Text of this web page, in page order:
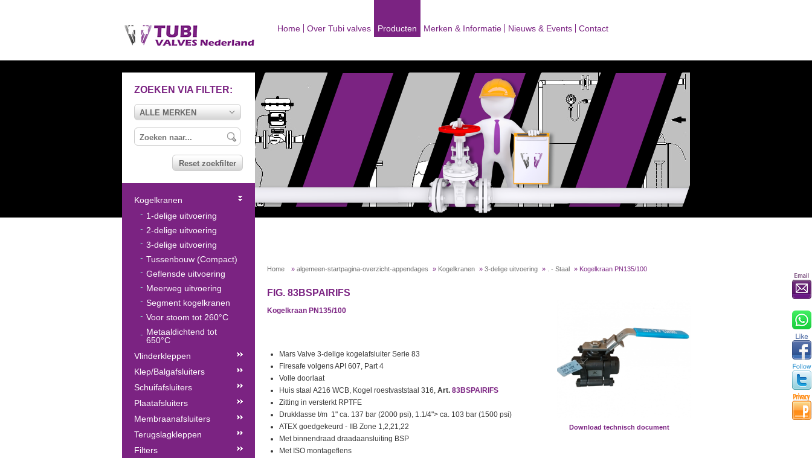
Home Over Tubi valves Producten Merken & Informatie Nieuws & Events Contact
Home » algemeen-startpagina-overzicht-appendages » Kogelkranen » 3-delige uitvoering » . - Staal » Kogelkraan PN135/100
FIG. 83BSPAIRIFS
Kogelkraan PN135/100
Mars Valve 3-delige kogelafsluiter Serie 83
Firesafe volgens API 607, Part 4
Volle doorlaat
Huis staal A216 WCB, Kogel roestvaststaal 316, Art. 83BSPAIRIFS
Zitting in versterkt RPTFE
Drukklasse t/m 1" ca. 137 bar (2000 psi), 1.1/4"> ca. 103 bar (1500 psi)
ATEX goedgekeurd - IIB Zone 1,2,21,22
Met binnendraad draadaansluiting BSP
Met ISO montageflens
Download technisch document
ZOEKEN VIA FILTER:
ALLE MERKEN
Reset zoekfilter
Kogelkranen
1-delige uitvoering
2-delige uitvoering
3-delige uitvoering
Tussenbouw (Compact)
Geflensde uitvoering
Meerweg uitvoering
Segment kogelkranen
Voor stoom tot 260°C
Metaaldichtend tot
650°C
Vlinderkleppen
Klep/Balgafsluiters
Schuifafsluiters
Plaatafsluiters
Membraanafsluiters
Terugslagkleppen
Filters